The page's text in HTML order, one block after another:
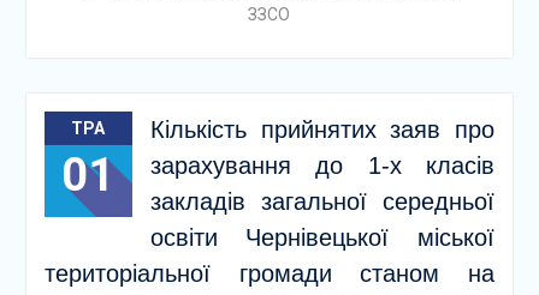
ЗЗСО
ТРА
01
Кількість прийнятих заяв про
зарахування до 1-х класів
закладів загальної середньої
освіти Чернівецької міської
територіальної громади станом на